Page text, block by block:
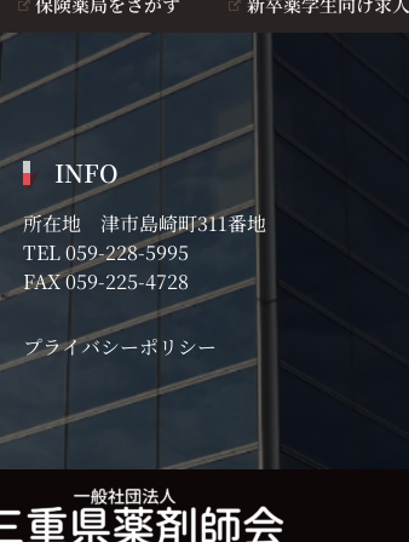
INFO
所在地 津市島崎町311番地
TEL059-228-5995
FAX 059-225-4728
プライバシーポリシー